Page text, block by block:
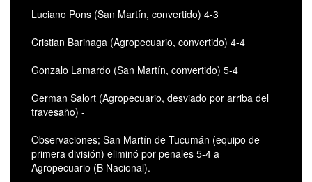
Luciano Pons (San Martín, convertido) 4-3
Cristian Barinaga (Agropecuario, convertido) 4-4
Gonzalo Lamardo (San Martín, convertido) 5-4
German Salort (Agropecuario, desviado por arriba del
travesaño) -
Observaciones; San Martín de Tucumán (equipo de
primera división) eliminó por penales 5-4 a
Agropecuario (B Nacional).